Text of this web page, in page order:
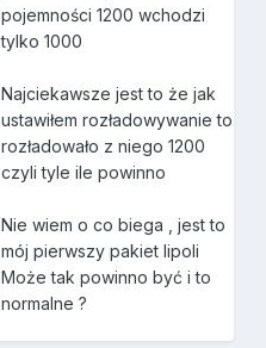
pojemności 1200 wchodzi
tylko 1000
Najciekawsze jest to że jak
ustawiłem rozładowywanie to
rozładowało z niego 1200
czyli tyle ile powinno
Nie wiem o co biega , jest to
mój pierwszy pakiet lipoli
Może tak powinno być i to
normalne ?